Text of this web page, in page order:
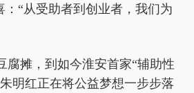
：“从受助者到创业者，我们为
腐摊，到如今淮安首家“辅助性
明红正在将公益梦想一步步落